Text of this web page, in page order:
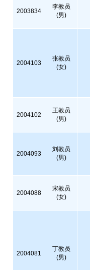
2003834
李教员
(男)
2004103
张教员
(女)
2004102
王教员
(男)
2004093
刘教员
(男)
2004088
宋教员
(女)
2004081
丁教员
(男)